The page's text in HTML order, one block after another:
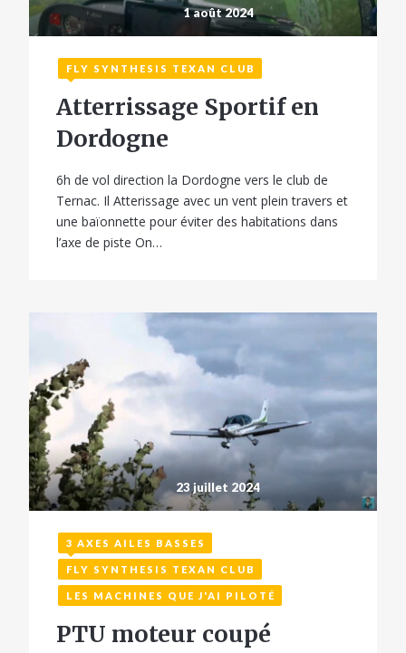
1 août 2024
FLY SYNTHESIS TEXAN CLUB
Atterrissage Sportif en
Dordogne
6h de vol direction la Dordogne vers le club de
Ternac. Il Atterissage avec un vent plein travers et
une baïonnette pour éviter des habitations dans
l’axe de piste On…
23 juillet 2024
3 AXES AILES BASSES
FLY SYNTHESIS TEXAN CLUB
LES MACHINES QUE J'AI PILOTÉ
PTU moteur coupé